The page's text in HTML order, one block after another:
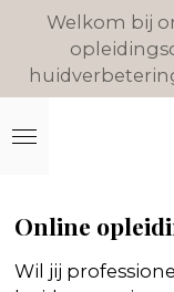
naar
de
hoofdinhoud
Welkom bij
Online
Wil jij